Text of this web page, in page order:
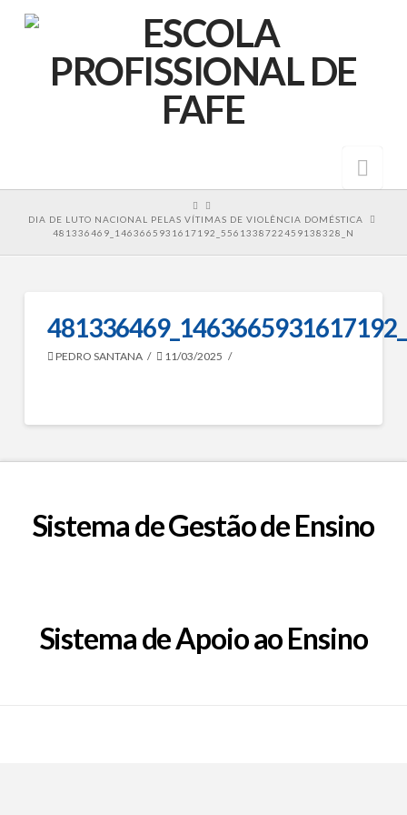
HOME
DIA DE LUTO NACIONAL PELAS VÍTIMAS DE VIOLÊNCIA DOMÉSTICA
481336469_1463665931617192_5561338722459138328_N
PEDRO SANTANA 11/03/2025
Sistema de Gestão de Ensino
Sistema de Apoio ao Ensino